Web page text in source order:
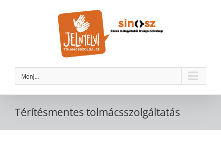
Menj...
Térítésmentes tolmácsszolgáltatás